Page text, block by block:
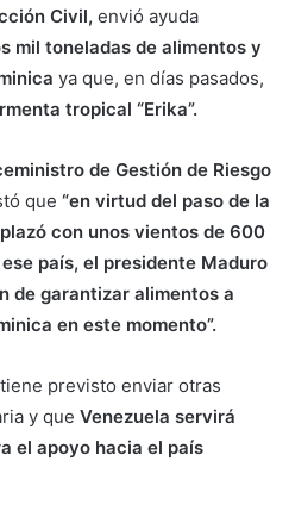
Civil, envió ayuda
mil toneladas de alimentos y
ya que, en días pasados,
tropical “Erika”.
de Gestión de Riesgo
que “en virtud del paso de la
con unos vientos de 600
país, el presidente Maduro
de garantizar alimentos a
en este momento”.
previsto enviar otras
y que Venezuela servirá
el apoyo hacia el país